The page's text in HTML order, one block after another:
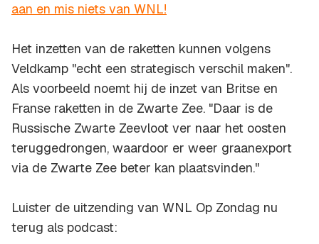
aan en mis niets van WNL!
Het inzetten van de raketten kunnen volgens
Veldkamp "echt een strategisch verschil maken".
Als voorbeeld noemt hij de inzet van Britse en
Franse raketten in de Zwarte Zee. "Daar is de
Russische Zwarte Zeevloot ver naar het oosten
teruggedrongen, waardoor er weer graanexport
via de Zwarte Zee beter kan plaatsvinden."
Luister de uitzending van WNL Op Zondag nu
terug als podcast: